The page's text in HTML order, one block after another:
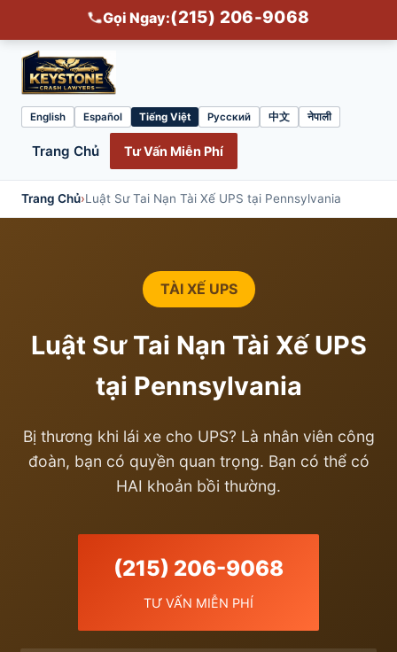
Gọi Ngay:(215) 206-9068
Select
language
English Español Tiếng Việt Русский 中文 नेपाली
Trang Chủ Tư Vấn Miễn Phí
Trang Chủ›Luật Sư Tai Nạn Tài Xế UPS tại Pennsylvania
TÀI XẾ UPS
Luật Sư Tai Nạn Tài Xế UPS
tại Pennsylvania
Bị thương khi lái xe cho UPS? Là nhân viên công
đoàn, bạn có quyền quan trọng. Bạn có thể có
HAI khoản bồi thường.
(215) 206-9068
TƯ VẤN MIỄN PHÍ